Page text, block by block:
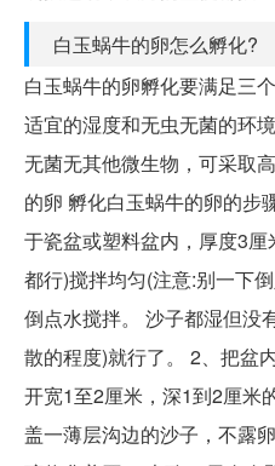
白玉蜗牛的卵怎么孵化?
白玉蜗牛的卵孵化要满足三
适宜的湿度和无虫无菌的环
无菌无其他微生物，可采取
的卵 孵化白玉蜗牛的卵的步
于瓷盆或塑料盆内，厚度3
都行)搅拌均匀(注意:别一下
倒点水搅拌。 沙子都湿但没
散的程度)就行了。 2、把盆
开宽1至2厘米，深1到2厘米
盖一薄层沟边的沙子，不露